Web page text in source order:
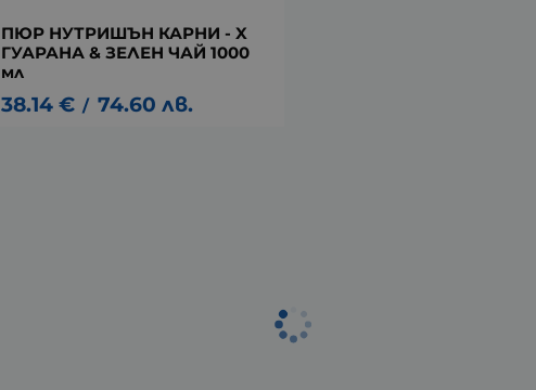
ПЮР НУТРИШЪН КАРНИ - X
ГУАРАНА & ЗЕЛЕН ЧАЙ 1000
мл
38.14 € / 74.60 лв.